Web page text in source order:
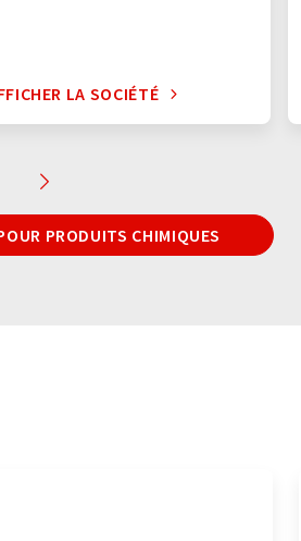
LA SOCIÉTÉ
PRODUITS CHIMIQUES